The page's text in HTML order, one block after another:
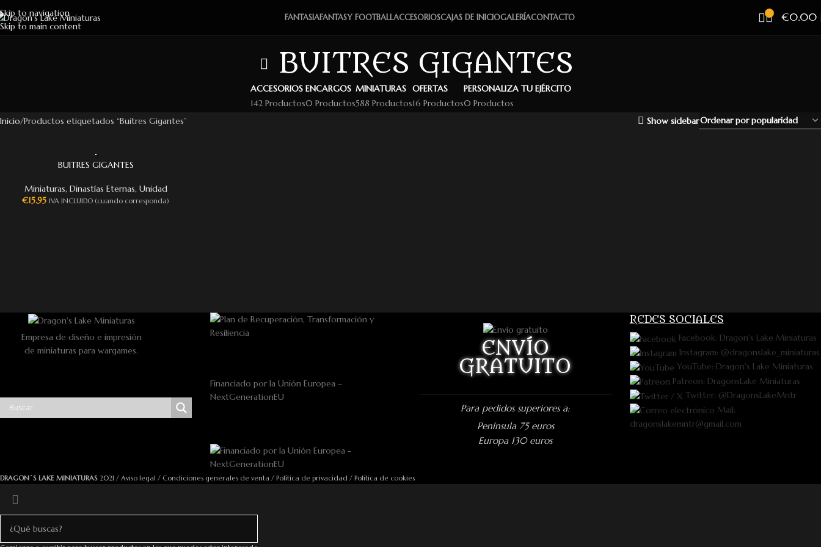
Skip to navigation
Skip to main content
FANTASIAFANTASY FOOTBALLACCESORIOSCAJAS DE INICIOGALERÍACONTACTO €0.00
BUITRES GIGANTES
ACCESORIOS
142 Productos
ENCARGOS
0 Productos
MINIATURAS
588 Productos
OFERTAS
16 Productos
PERSONALIZA TU EJÉRCITO
0 Productos
Inicio Productos etiquetados “Buitres Gigantes” Show sidebar
BUITRES GIGANTES
Miniaturas, Dinastías Eternas, Unidad
€15.95 IVA INCLUIDO (cuando corresponda)
Empresa de diseño e impresión
de miniaturas para wargames.
Financiado por la Unión Europea –
NextGenerationEU
ENVÍO
GRATUITO
Para pedidos superiores a:
Península 75 euros
Europa 130 euros
REDES SOCIALES
Facebook: Dragon's Lake Miniaturas
Instagram: @dragonslake_miniaturas
YouTube: Dragon's Lake Miniaturas
Patreon: DragonsLake Miniaturas
Twitter: @DragonsLakeMntr
Mail:
dragonslakemntr@gmail.com
DRAGON´S LAKE MINIATURAS 2021 / Aviso legal / Condiciones generales de venta / Política de privacidad / Política de cookies